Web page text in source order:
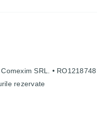
SRL. • RO1218748
rezervate